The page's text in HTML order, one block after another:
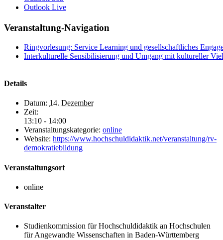
Outlook Live
Veranstaltung-Navigation
Ringvorlesung: Service Learning und gesellschaftliches
Interkulturelle Sensibilisierung und Umgang mit kultureller
Details
Datum: 14. Dezember
Zeit:
13:10 - 14:00
Veranstaltungskategorie: online
Website: https://www.hochschuldidaktik.net/veranstaltung/rv-
demokratiebildung
Veranstaltungsort
online
Veranstalter
Studienkommission für Hochschuldidaktik an Hochschulen
für Angewandte Wissenschaften in Baden-Württemberg